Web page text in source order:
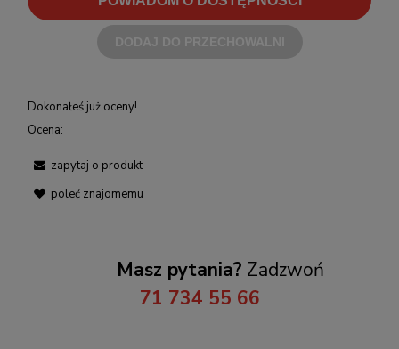
Dokonałeś już oceny!
Ocena:
zapytaj o produkt
poleć znajomemu
Masz pytania? Zadzwoń
71 734 55 66